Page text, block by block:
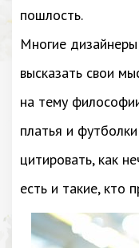
пошлость.
Многие
высказать свои
на тему
платья и
цитировать, как
есть и такие, кто